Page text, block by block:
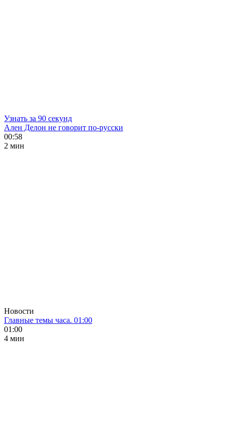
Узнать за 90 секунд
Ален Делон не говорит по-русски
00:58
2 мин
Новости
Главные темы часа. 01:00
01:00
4 мин